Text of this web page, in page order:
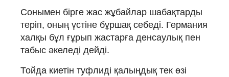
Сонымен бірге жас жұбайлар шабақтарды
теріп, оның үстіне бұршақ себеді. Германия
халқы бұл ғұрып жастарға денсаулық пен
табыс әкеледі дейді.
Тойда киетін туфлиді қалыңдық тек өзі